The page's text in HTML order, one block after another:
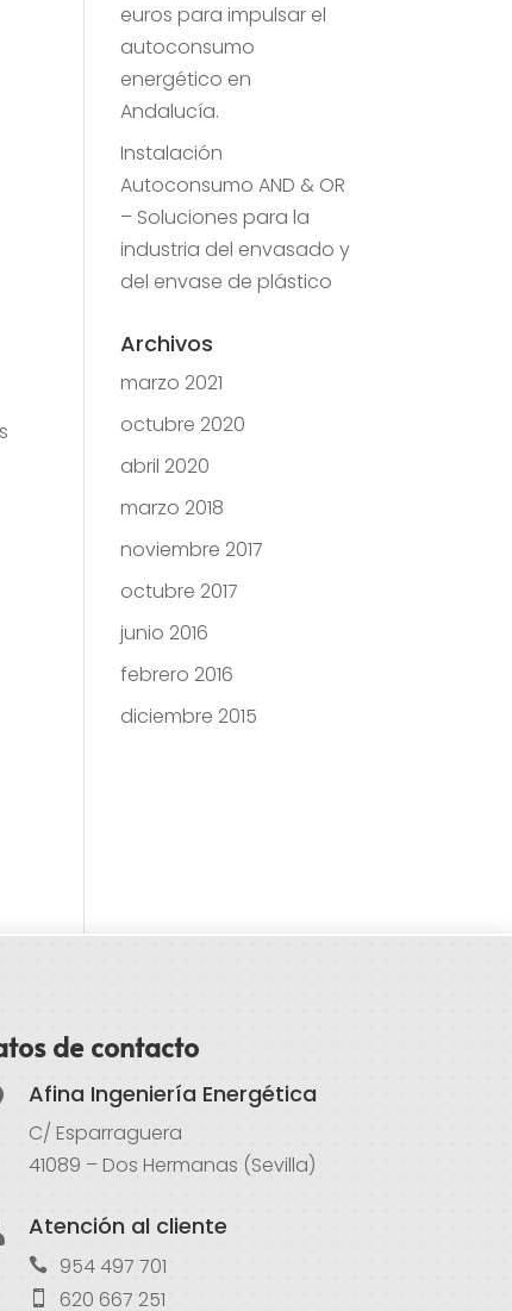
euros para impulsar el
autoconsumo
energético en
Andalucía.
Instalación
Autoconsumo AND & OR
– Soluciones para la
industria del envasado y
del envase de plástico
Archivos
marzo 2021
octubre 2020
abril 2020
marzo 2018
noviembre 2017
octubre 2017
junio 2016
febrero 2016
diciembre 2015
de contacto
Afina Ingeniería Energética
C/ Esparraguera
41089 – Dos Hermanas (Sevilla)
Atención al cliente
954 497 701
620 667 251